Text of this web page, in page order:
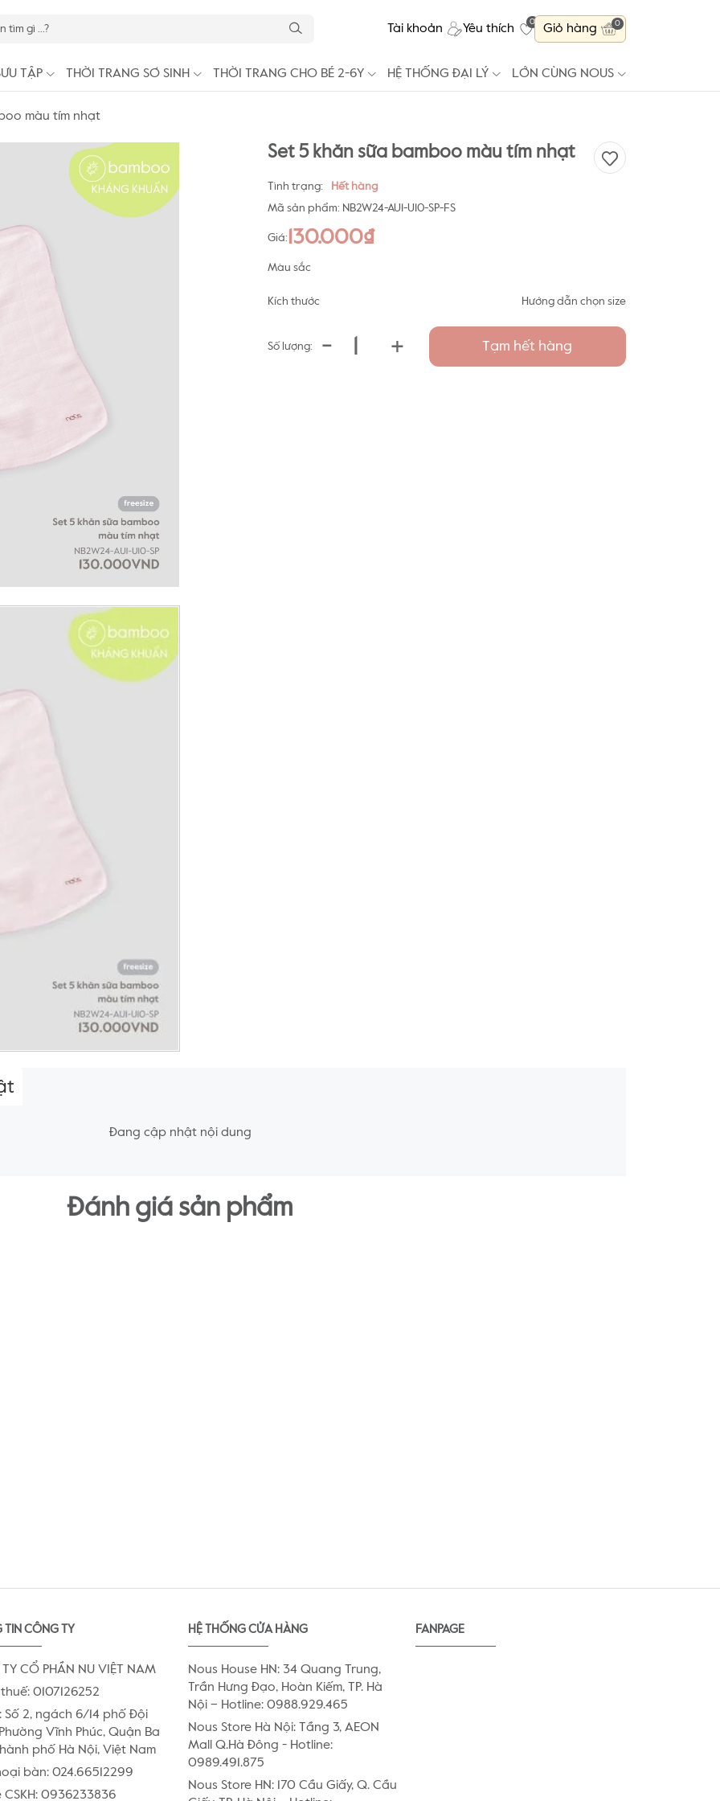
Tài khoản Yêu thích
0
Giỏ hàng 0
TẬP THỜI TRANG SƠ SINH THỜI TRANG CHO BÉ 2-6Y HỆ THỐNG ĐẠI LÝ LỚN CÙNG NOUS
màu tím nhạt
Set 5 khăn sữa bamboo màu tím nhạt
Tình trạng:
Hết hàng
Mã sản phẩm: NB2W24-AU1-U10-SP-FS
Giá: 130.000₫
Màu sắc
Kích thước Hướng dẫn chọn size
Số lượng: - + Tạm hết hàng
Đang cập nhật nội dung
Đánh giá sản phẩm
TIN CÔNG TY
CỔ PHẦN NU VIỆT NAM
0107126252
Số 2, ngách 6/14 phố Đội
Vĩnh Phúc, Quận Ba
phố Hà Nội, Việt Nam
bàn: 024.66512299
0936233836
HỆ THỐNG CỬA HÀNG
Nous House HN: 34 Quang Trung,
Trần Hưng Đạo, Hoàn Kiếm, TP. Hà
Nội – Hotline: 0988.929.465
Nous Store Hà Nội: Tầng 3, AEON
Mall Q.Hà Đông - Hotline:
0989.491.875
Nous Store HN: 170 Cầu Giấy, Q. Cầu
FANPAGE